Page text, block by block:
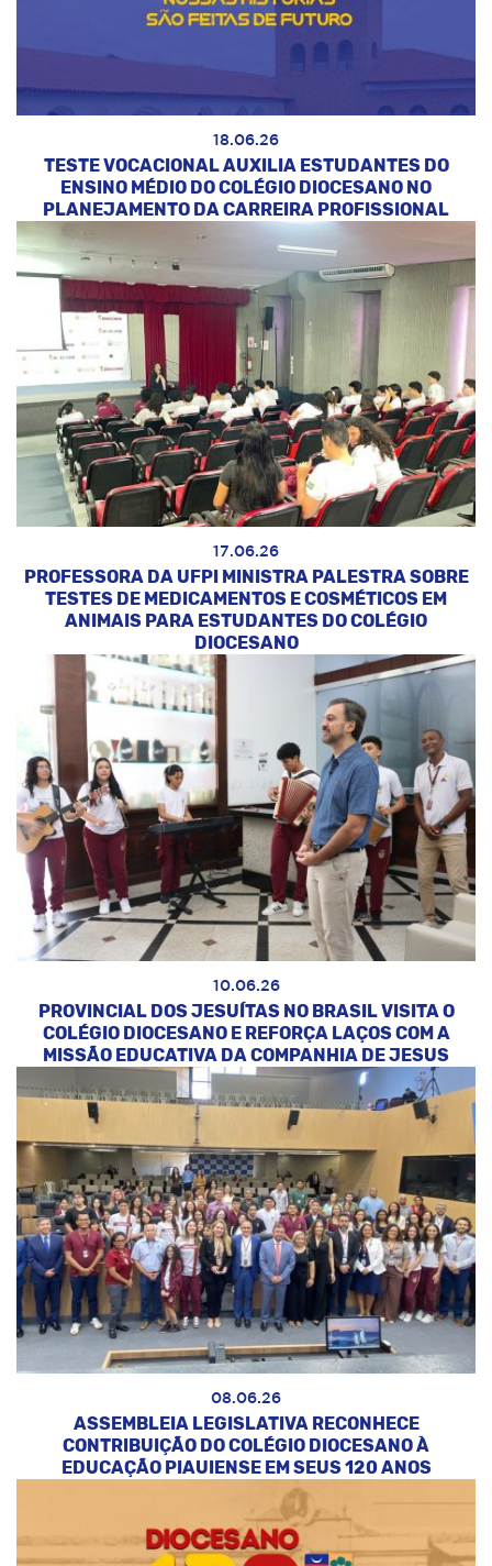
18.06.26
TESTE VOCACIONAL AUXILIA ESTUDANTES DO
ENSINO MÉDIO DO COLÉGIO DIOCESANO NO
PLANEJAMENTO DA CARREIRA PROFISSIONAL
17.06.26
PROFESSORA DA UFPI MINISTRA PALESTRA SOBRE
TESTES DE MEDICAMENTOS E COSMÉTICOS EM
ANIMAIS PARA ESTUDANTES DO COLÉGIO
DIOCESANO
10.06.26
PROVINCIAL DOS JESUÍTAS NO BRASIL VISITA O
COLÉGIO DIOCESANO E REFORÇA LAÇOS COM A
MISSÃO EDUCATIVA DA COMPANHIA DE JESUS
08.06.26
ASSEMBLEIA LEGISLATIVA RECONHECE
CONTRIBUIÇÃO DO COLÉGIO DIOCESANO À
EDUCAÇÃO PIAUIENSE EM SEUS 120 ANOS